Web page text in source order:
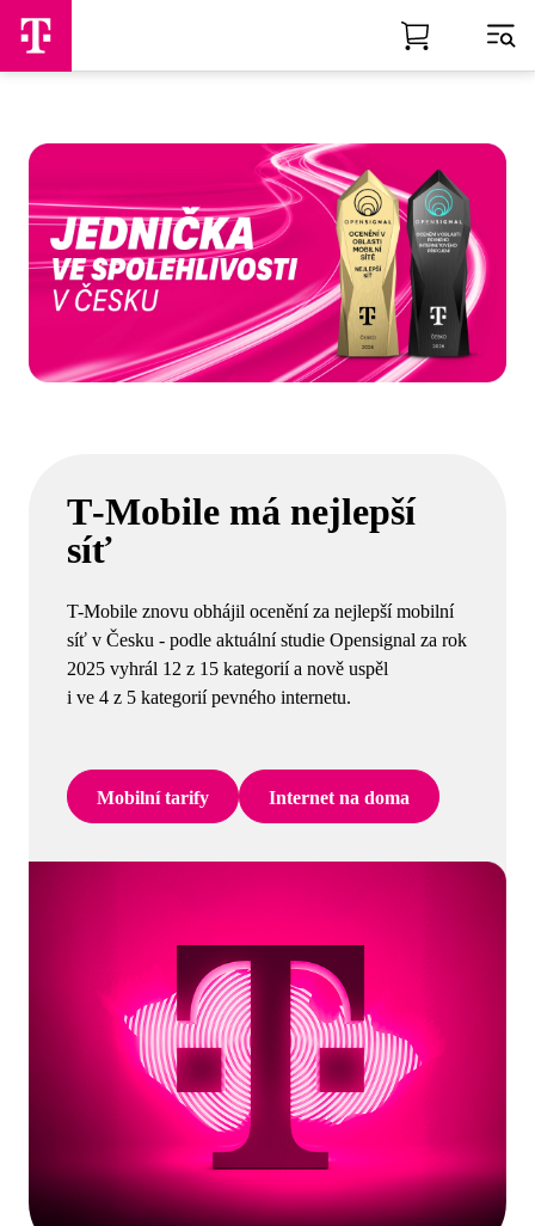
Skip to Main Content
T‑Mobile má nejlepší
síť
T-Mobile znovu obhájil ocenění za nejlepší mobilní
síť v Česku - podle aktuální studie Opensignal za rok
2025 vyhrál 12 z 15 kategorií a nově uspěl
i ve 4 z 5 kategorií pevného internetu.
Mobilní tarify Internet na doma